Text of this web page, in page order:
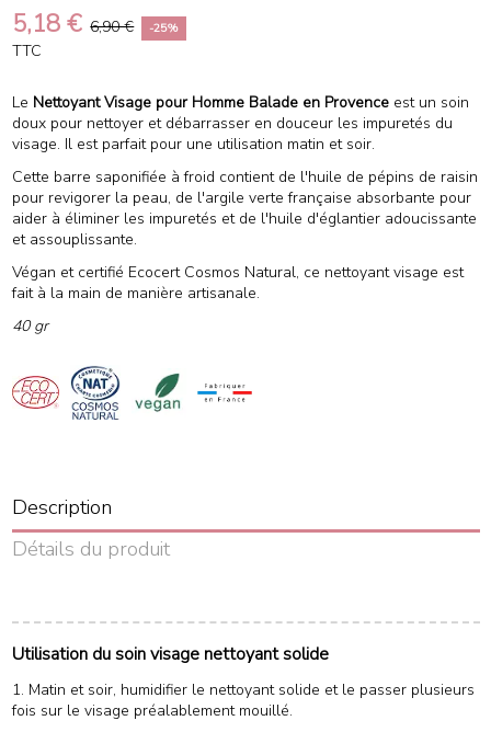
5,18 € 6,90 € -25%
TTC
Le Nettoyant Visage pour Homme Balade en Provenceest un soin
doux pour nettoyer et débarrasser en douceur les impuretés du
visage. Il est parfait pour une utilisation matin et soir.
Cette barre saponifiée à froid contient de l'huile de pépins de raisin
pour revigorer la peau, de l'argile verte française absorbante pour
aider à éliminer les impuretés et de l'huile d'églantier adoucissante
et assouplissante.
Végan et certifié Ecocert Cosmos Natural, ce nettoyant visage est
fait à la main de manière artisanale.
40 gr
Description
Détails du produit
Utilisation du soin visage nettoyant solide
1. Matin et soir, humidifier le nettoyant solide et le passer plusieurs
fois sur le visage préalablement mouillé.